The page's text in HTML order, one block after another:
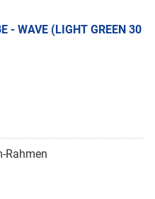
- WAVE (LIGHT GREEN 30
Rahmen